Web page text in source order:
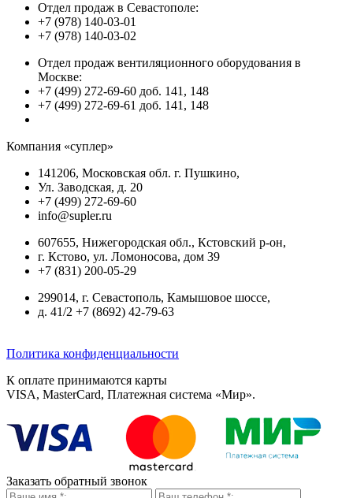
Отдел продаж в Севастополе:
+7 (978) 140-03-01
+7 (978) 140-03-02
Отдел продаж вентиляционного оборудования в
Москве:
+7 (499) 272-69-60 доб. 141, 148
+7 (499) 272-69-61 доб. 141, 148
Компания «суплер»
141206, Московская обл. г. Пушкино,
Ул. Заводская, д. 20
+7 (499) 272-69-60
info@supler.ru
607655, Нижегородская обл., Кстовский р-он,
г. Кстово, ул. Ломоносова, дом 39
+7 (831) 200-05-29
299014, г. Севастополь, Камышовое шоссе,
д. 41/2 +7 (8692) 42-79-63
Политика конфиденциальности
К оплате принимаются карты
VISA, MasterCard, Платежная система «Мир».
Заказать обратный звонок